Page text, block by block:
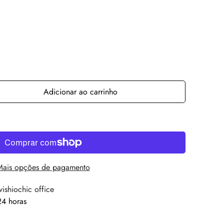
Adicionar ao carrinho
opções de pagamento
office
horas